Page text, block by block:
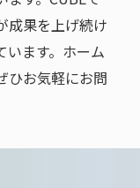
成果を上げ続け
います。ホーム
ひお気軽にお問